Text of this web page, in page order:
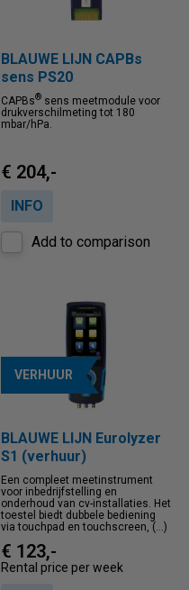
BLAUWE LIJN CAPBs
sens PS20
CAPBs® sens meetmodule voor
drukverschilmeting tot 180
mbar/hPa.
€ 204,-
INFO
Add to comparison
VERHUUR
BLAUWE LIJN Eurolyzer
S1 (verhuur)
Een compleet meetinstrument
voor inbedrijfstelling en
onderhoud van cv-installaties. Het
toestel biedt dubbele bediening
via touchpad en touchscreen, (...)
€ 123,-
Rental price per week